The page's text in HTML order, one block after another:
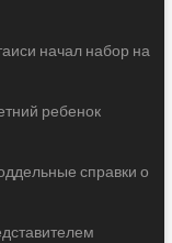
начал набор на
ребенок
справки о